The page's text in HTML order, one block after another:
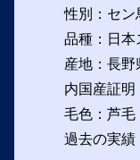
性別：セン
品種：日
産地：長野
内国産証明
毛色：芦毛
過去の実績